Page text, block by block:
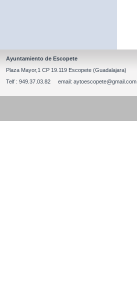
Ayuntamiento de Escopete
Plaza Mayor,1 CP 19.119 Escopete (Guadalajara)
Telf : 949.37.03.82 email: aytoescopete@gmail.com